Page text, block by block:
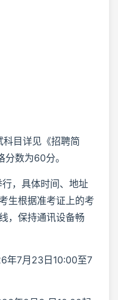
目详见《招聘简
数为60分。
，具体时间、地址
生根据准考证上的考
，保持通讯设备畅
年7月23日10:00至7